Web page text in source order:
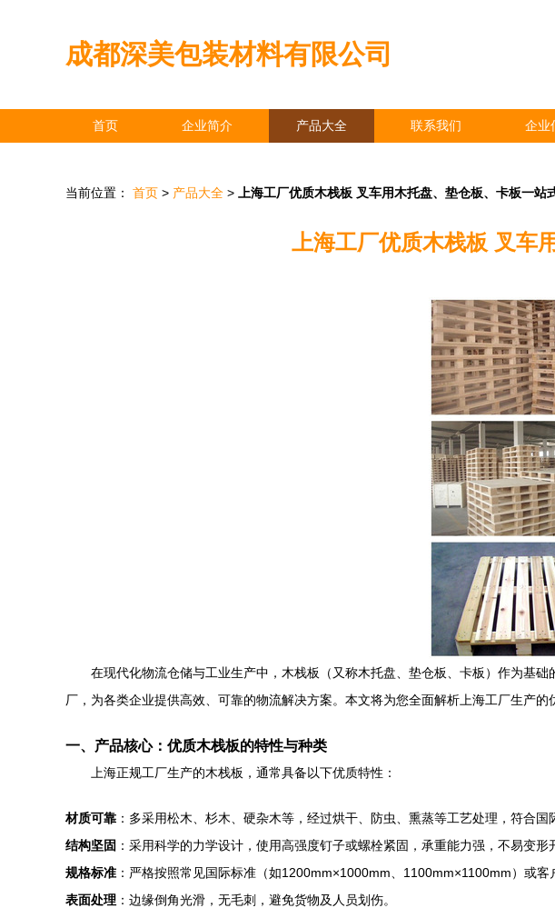
成都深美包装材料有限公司
首页 企业简介 产品大全 联系我们 企业
当前位置： 首页 > 产品大全 > 上海工厂优质木栈板 叉车用木托盘、垫仓板、卡板一站
上海工厂优质木栈板 叉车
在现代化物流仓储与工业生产中，木栈板（又称木托盘、垫仓板、卡板）作为基
厂，为各类企业提供高效、可靠的物流解决方案。本文将为您全面解析上海工厂生产
一、产品核心：优质木栈板的特性与种类
上海正规工厂生产的木栈板，通常具备以下优质特性：
材质可靠 ：多采用松木、杉木、硬杂木等，经过烘干、防虫、熏蒸等工艺处理，符合
结构坚固 ：采用科学的力学设计，使用高强度钉子或螺栓紧固，承重能力强，不易变形
规格标准 ：严格按照常见国际标准（如1200mm×1000mm、1100mm×1100mm）或客
表面处理 ：边缘倒角光滑，无毛刺，避免货物及人员划伤。